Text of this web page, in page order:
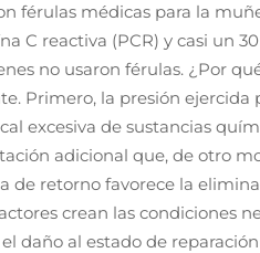
férulas médicas para la
C reactiva (PCR) y casi un
no usaron férulas. ¿Por
Primero, la presión ejercida
excesiva de sustancias
adicional que, de otro
de retorno favorece la
crean las condiciones
daño al estado de